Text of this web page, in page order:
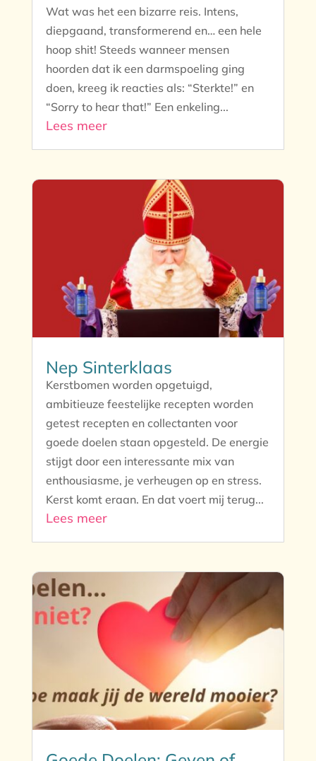
Wat was het een bizarre reis. Intens,
diepgaand, transformerend en… een hele
hoop shit! Steeds wanneer mensen
hoorden dat ik een darmspoeling ging
doen, kreeg ik reacties als: “Sterkte!” en
“Sorry to hear that!” Een enkeling...
Lees meer
Nep Sinterklaas
Kerstbomen worden opgetuigd,
ambitieuze feestelijke recepten worden
getest recepten en collectanten voor
goede doelen staan opgesteld. De energie
stijgt door een interessante mix van
enthousiasme, je verheugen op en stress.
Kerst komt eraan. En dat voert mij terug...
Lees meer